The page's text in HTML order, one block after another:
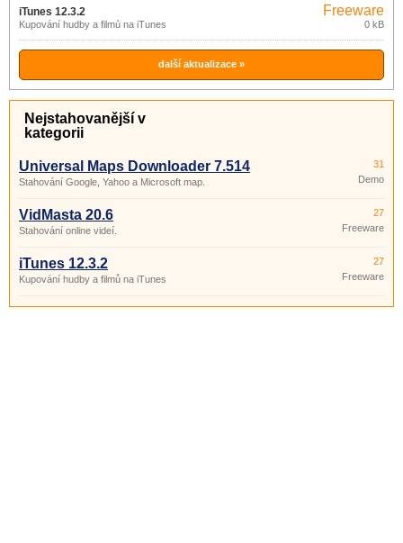
iTunes 12.3.2
Kupování hudby a filmů na iTunes
Freeware
0 kB
další aktualizace »
Nejstahovanější v
kategorii
Universal Maps Downloader 7.514
Stahování Google, Yahoo a Microsoft map.
31
Demo
VidMasta 20.6
Stahování online videí.
27
Freeware
iTunes 12.3.2
Kupování hudby a filmů na iTunes
27
Freeware